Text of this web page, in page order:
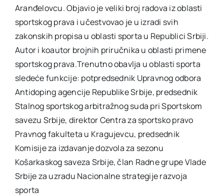
Aranđelovcu. Objavio je veliki broj radova iz oblasti
sportskog prava i učestvovao je u izradi svih
zakonskih propisa u oblasti sporta u Republici Srbiji.
Autor i koautor brojnih priručnika u oblasti primene
sportskog prava.Trenutno obavlja u oblasti sporta
sledeće funkcije: potpredsednik Upravnog odbora
Antidoping agencije Republike Srbije, predsednik
Stalnog sportskog arbitražnog suda pri Sportskom
savezu Srbije, direktor Centra za sportsko pravo
Pravnog fakulteta u Kragujevcu, predsednik
Komisije za izdavanje dozvola za sezonu
Košarkaskog saveza Srbije, član Radne grupe Vlade
Srbije za uzradu Nacionalne strategije razvoja
sporta